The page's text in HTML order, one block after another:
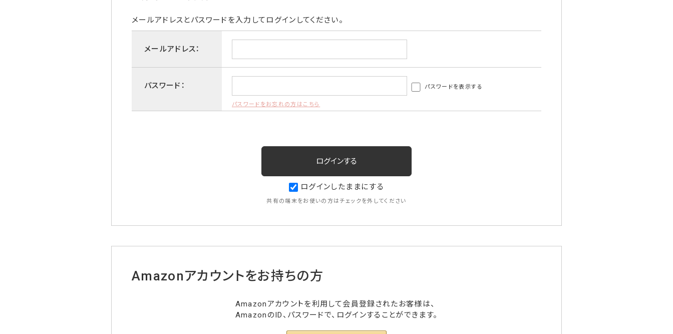
メールアドレスとパスワードを入力してログインしてください。
メールアドレス：
パスワード： パスワードを表示する
パスワードをお忘れの方はこちら
ログインしたままにする
共有の端末をお使いの方はチェックを外してください
Amazonアカウントをお持ちの方
Amazonアカウントを利用して会員登録されたお客様は、
AmazonのID、パスワードで、ログインすることができます。